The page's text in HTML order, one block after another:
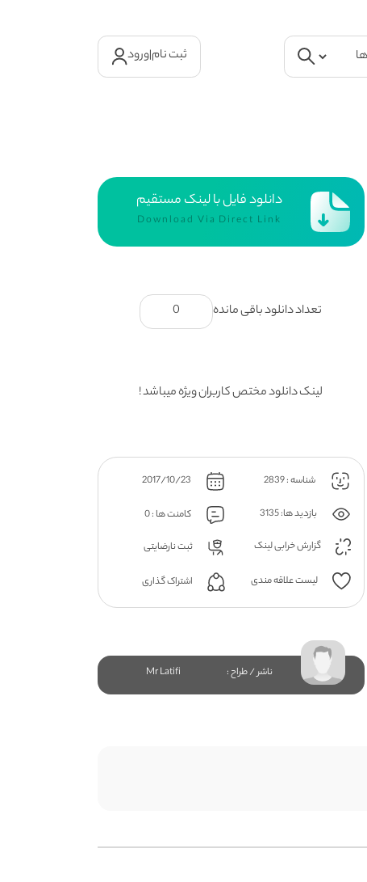
ثبت نام|ورود
دانلود فایل با لینک مستقیم
Download Via Direct Link
تعداد دانلود باقی مانده 0
لینک دانلود مختص کاربران ویژه میباشد !
شناسه : 2839
بازدید ها: 3135
کامنت ها : 0
گزارش خرابی لینک
ثبت نارضایتی
لیست علاقه مندی اشتراک گذاری
ناشر / طراح : Mr Latifi